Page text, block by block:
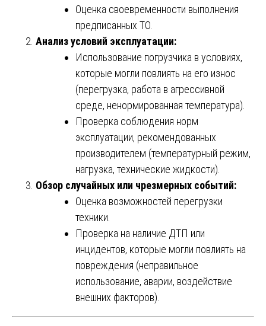
Оценка своевременности выполнения
предписанных ТО.
Анализ условий эксплуатации:
Использование погрузчика в условиях,
которые могли повлиять на его износ
(перегрузка, работа в агрессивной
среде, ненормированная температура).
Проверка соблюдения норм
эксплуатации, рекомендованных
производителем (температурный режим,
нагрузка, технические жидкости).
Обзор случайных или чрезмерных событий:
Оценка возможностей перегрузки
техники.
Проверка на наличие ДТП или
инцидентов, которые могли повлиять на
повреждения (неправильное
использование, аварии, воздействие
внешних факторов).